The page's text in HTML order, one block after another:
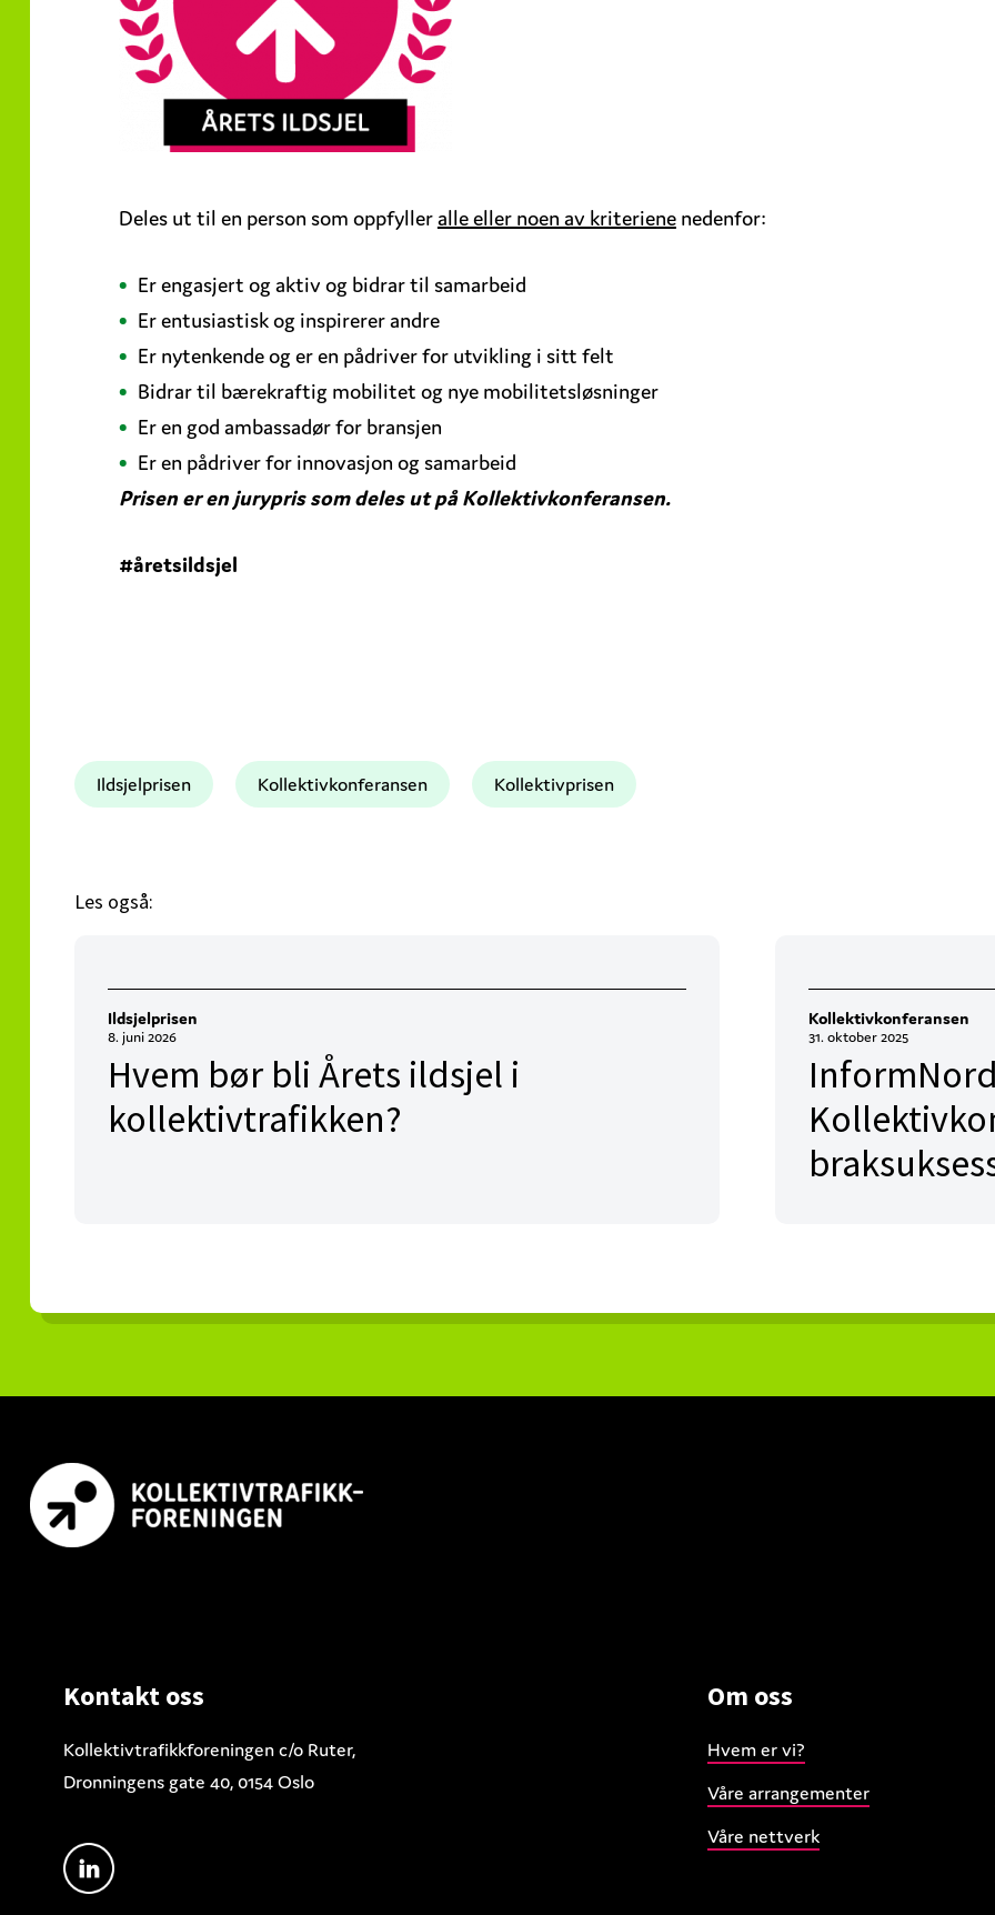
Deles ut til en person som oppfylleralle eller noen av kriterienenedenfor:
Er engasjert og aktiv og bidrar til samarbeid
Er entusiastisk og inspirerer andre
Er nytenkende og er en pådriver for utvikling i sitt felt
Bidrar til bærekraftig mobilitet og nye mobilitetsløsninger
Er en god ambassadør for bransjen
Er en pådriver for innovasjon og samarbeid
Prisen er en jurypris som deles ut på Kollektivkonferansen.
#åretsildsjel
Ildsjelprisen Kollektivkonferansen Kollektivprisen
Les også:
Ildsjelprisen
8. juni 2026
Hvem bør bli Årets ildsjel i
kollektivtrafikken?
Kollektivkonferansen
31. oktober 2025
FooterKontakt oss
Kollektivtrafikkforeningen c/o Ruter,
Dronningens gate 40, 0154 Oslo
Om oss
Hvem er vi?
Våre arrangementer
Våre nettverk